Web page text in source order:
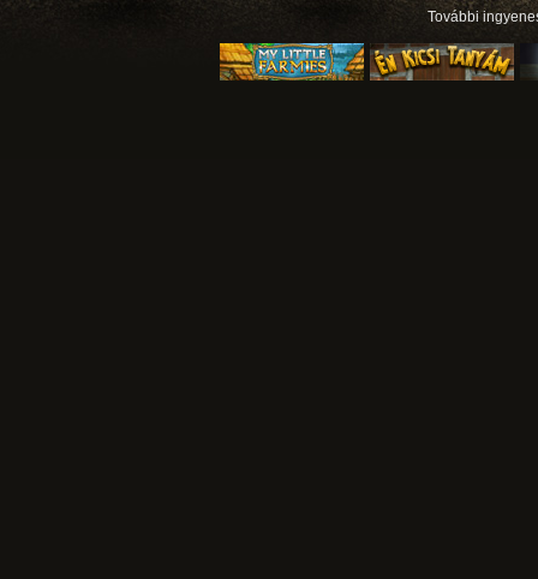
További